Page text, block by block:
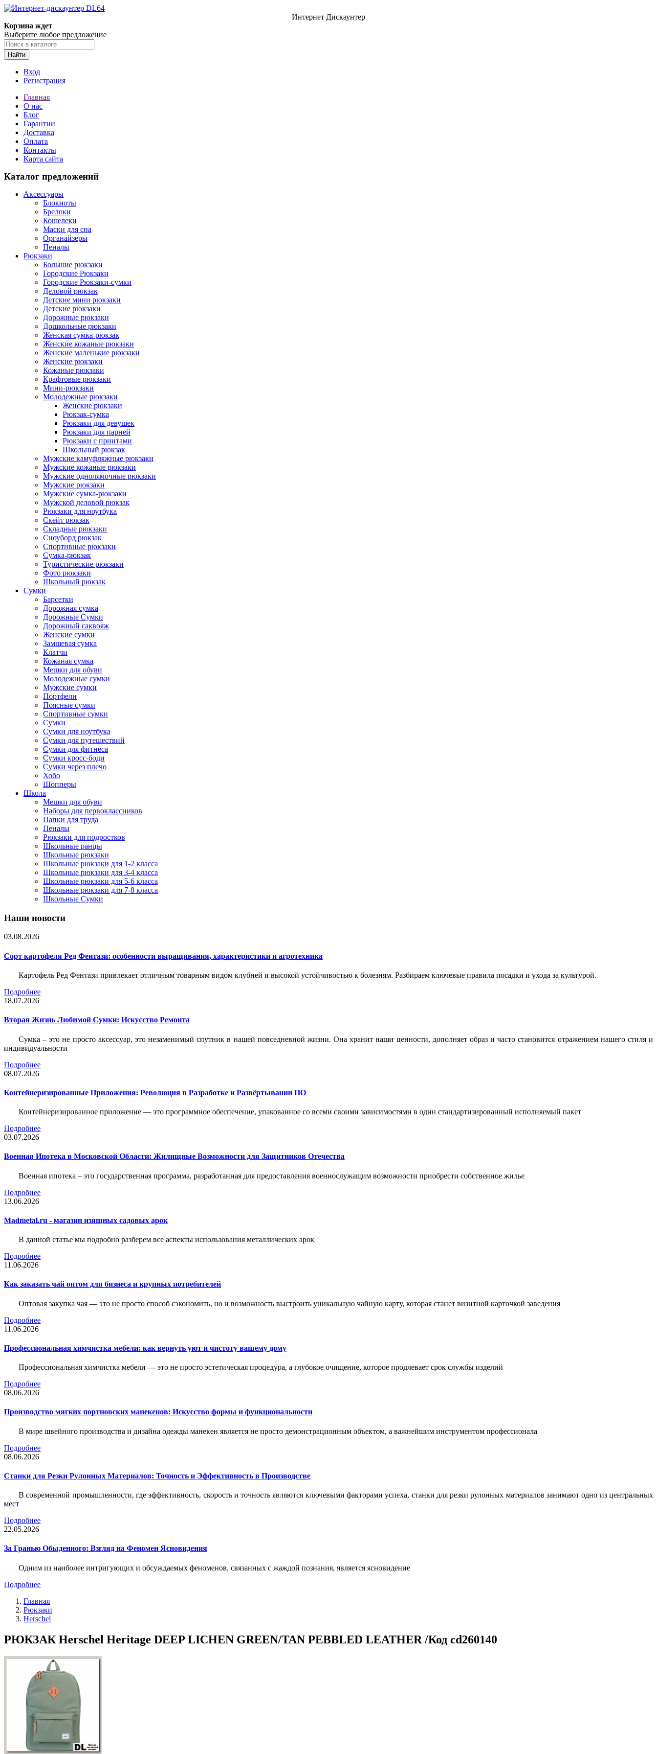
Интернет Дискаунтер
Корзина ждет
Выберите любое предложение
Найти
Вход
Регистрация
Главная
О нас
Блог
Гарантии
Доставка
Оплата
Контакты
Карта сайта
Каталог предложений
Аксессуары
Блокноты
Брелоки
Кошелеки
Маски для сна
Органайзеры
Пеналы
Рюкзаки
Большие рюкзаки
Городские Рюкзаки
Городские Рюкзаки-сумки
Деловой рюкзак
Детские мини рюкзаки
Детские рюкзаки
Дорожные рюкзаки
Дошкольные рюкзаки
Женская сумка-рюкзак
Женские кожаные рюкзаки
Женские маленькие рюкзаки
Женские рюкзаки
Кожаные рюкзаки
Крафтовые рюкзаки
Мини-рюкзаки
Молодежные рюкзаки
Женские рюкзаки
Рюкзак-сумка
Рюкзаки для девушек
Рюкзаки для парней
Рюкзаки с принтами
Школьный рюкзак
Мужские камуфляжные рюкзаки
Мужские кожаные рюкзаки
Мужские однолямочные рюкзаки
Мужские рюкзаки
Мужские сумка-рюкзаки
Мужской деловой рюкзак
Рюкзаки для ноутбука
Скейт рюкзак
Складные рюкзаки
Сноуборд рюкзак
Спортивные рюкзаки
Сумка-рюкзак
Туристические рюкзаки
Фото рюкзаки
Школьный рюкзак
Сумки
Барсетки
Дорожная сумка
Дорожные Сумки
Дорожный саквояж
Женские сумки
Замшевая сумка
Клатчи
Кожаная сумка
Мешки для обуви
Молодежные сумки
Мужские сумки
Портфели
Поясные сумки
Спортивные сумки
Сумки
Сумки для ноутбука
Сумки для путешествий
Сумки для фитнеса
Сумки кросс-боди
Сумки через плечо
Хобо
Шопперы
Школа
Мешки для обуви
Наборы для первоклассников
Папки для труда
Пеналы
Рюкзаки для подростков
Школьные ранцы
Школьные рюкзаки
Школьные рюкзаки для 1-2 класса
Школьные рюкзаки для 3-4 класса
Школьные рюкзаки для 5-6 класса
Школьные рюкзаки для 7-8 класса
Школьные Сумки
Наши новости
03.08.2026
Сорт картофеля Ред Фентази: особенности выращивания, характеристики и агротехника
Картофель Ред Фентази привлекает отличным товарным видом клубней и высокой устойчивостью к болезням. Разбираем ключевые правила посадки и ухода за культурой.
Подробнее
18.07.2026
Вторая Жизнь Любимой Сумки: Искусство Ремонта
Сумка – это не просто аксессуар, это незаменимый спутник в нашей повседневной жизни. Она хранит наши ценности, дополняет образ и часто становится отражением нашего стиля и
индивидуальности
Подробнее
08.07.2026
Контейнеризированные Приложения: Революция в Разработке и Развёртывании ПО
Контейнеризированное приложение — это программное обеспечение, упакованное со всеми своими зависимостями в один стандартизированный исполняемый пакет
Подробнее
03.07.2026
Военная Ипотека в Московской Области: Жилищные Возможности для Защитников Отечества
Военная ипотека – это государственная программа, разработанная для предоставления военнослужащим возможности приобрести собственное жилье
Подробнее
13.06.2026
Madmetal.ru - магазин изящных садовых арок
В данной статье мы подробно разберем все аспекты использования металлических арок
Подробнее
11.06.2026
Как заказать чай оптом для бизнеса и крупных потребителей
Оптовая закупка чая — это не просто способ сэкономить, но и возможность выстроить уникальную чайную карту, которая станет визитной карточкой заведения
Подробнее
11.06.2026
Профессиональная химчистка мебели: как вернуть уют и чистоту вашему дому
Профессиональная химчистка мебели — это не просто эстетическая процедура, а глубокое очищение, которое продлевает срок службы изделий
Подробнее
08.06.2026
Производство мягких портновских манекенов: Искусство формы и функциональности
В мире швейного производства и дизайна одежды манекен является не просто демонстрационным объектом, а важнейшим инструментом профессионала
Подробнее
08.06.2026
Станки для Резки Рулонных Материалов: Точность и Эффективность в Производстве
В современной промышленности, где эффективность, скорость и точность являются ключевыми факторами успеха, станки для резки рулонных материалов занимают одно из центральных
мест
Подробнее
22.05.2026
За Гранью Обыденного: Взгляд на Феномен Ясновидения
Одним из наиболее интригующих и обсуждаемых феноменов, связанных с жаждой познания, является ясновидение
Подробнее
Главная
Рюкзаки
Herschel
РЮКЗАК Herschel Heritage DEEP LICHEN GREEN/TAN PEBBLED LEATHER /Код cd260140